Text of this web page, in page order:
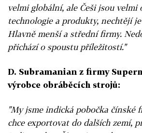
velmi globální, ale Češi jsou velmi
technologie a produkty, nechtějí
Hlavně menší a střední firmy.
přichází o spoustu příležitostí."
D. Subramanian z firmy
výrobce obráběcích strojů:
"My jsme indická pobočka čínské
chce exportovat do dalších zemí,